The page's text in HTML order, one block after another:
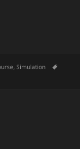
,Simulation